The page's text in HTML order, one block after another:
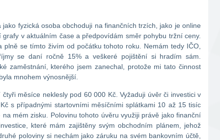
fyzická osoba obchoduji na finančních trzích, jako je online
v aktuálním čase a předpovídám směr pohybu tržní ceny.
se tímto živím od počátku tohoto roku. Nemám tedy IČO,
se daní ročně 15% a veškeré pojištění si hradím sám.
zaměstnání, kterého jsem zanechal, protože mi tato činnost
mnohem výnosnější.
měsíce neklesly pod 60 000 Kč. Vyžaduji úvěr či investici v
s případnými startovními měsíčními splátkami 10 až 15 tisíc
mém zisku. Polovinu tohoto úvěru využiji právě jako finanční
které mám zajištěny svým obchodním plánem, jehož
poloviny si nechám jako záruku na svém bankovním účtě,